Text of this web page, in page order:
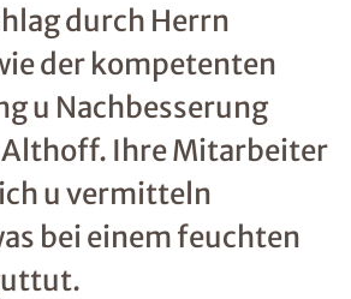
durch Herrn
der kompetenten
u Nachbesserung
Ihre Mitarbeiter
u vermitteln
bei einem feuchten